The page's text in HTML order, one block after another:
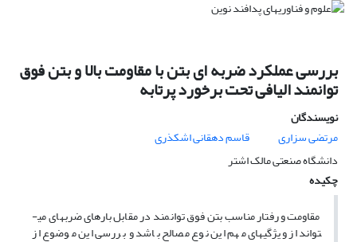
بررسی عملکرد ضربه ای بتن با مقاومت بالا و بتن فوق
توانمند الیافی تحت برخورد پرتابه
نویسندگان
مرتضی سزاری
قاسم دهقانی اشکذری
دانشگاه صنعتی مالک اشتر
چکیده
مقاومت و رفتار مناسب بتن فوق توانمند در مقابل بارهای ضربه­ای می­
تواند از ویژگی­های مهم این نوع مصالح باشد و بررسی این موضوع از